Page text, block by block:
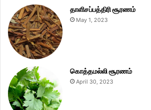
தாளிசப்பத்திரி சூரணம்
May 1, 2023
கொத்தமல்லி சூரணம்
April 30, 2023